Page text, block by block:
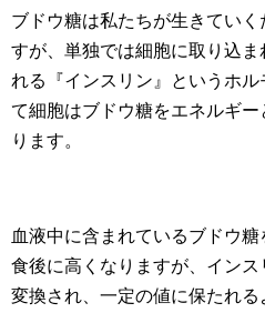
ブドウ糖は私たちが生きてい
すが、単独では細胞に取り込
れる『インスリン』というホ
て細胞はブドウ糖をエネルギ
ります。
血液中に含まれているブドウ
食後に高くなりますが、イン
変換され、一定の値に保たれる